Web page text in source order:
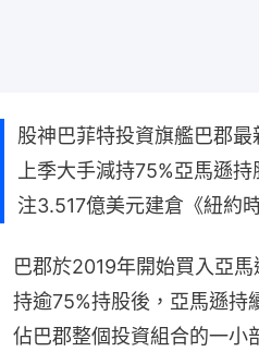
股神巴菲特投資旗艦巴郡
上季大手減持75%亞馬遜
注3.517億美元建倉《紐約
巴郡於2019年開始買入亞
持逾75%持股後，亞馬遜持
佔巴郡整個投資組合的一小